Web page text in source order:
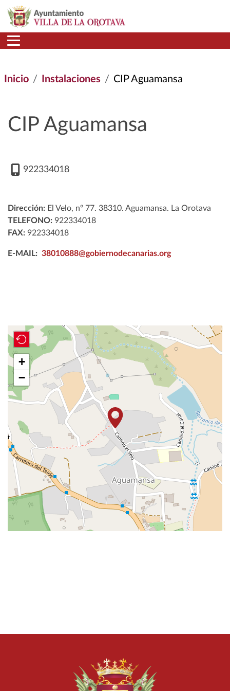
Pasar al contenido principal
Inicio Instalaciones CIP Aguamansa
CIP Aguamansa
922334018
Dirección: El Velo, nº 77. 38310. Aguamansa. La Orotava
TELEFONO: 922334018
FAX: 922334018
E-MAIL: 38010888@gobiernodecanarias.org
+
−